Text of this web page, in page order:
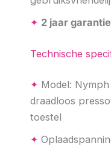
✦ 2 jaar garantie
Technische
✦ Model:
draadloos
toestel
✦